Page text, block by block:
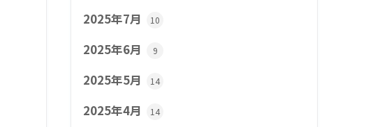
2025年7月 10
2025年6月 9
2025年5月 14
2025年4月 14